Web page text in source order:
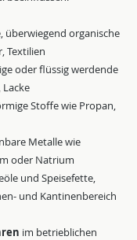
überwiegend organische
Textilien
oder flüssig werdende
Lacke
Stoffe wie Propan,
Metalle wie
oder Natrium
und Speisefette,
und Kantinenbereich
im betrieblichen